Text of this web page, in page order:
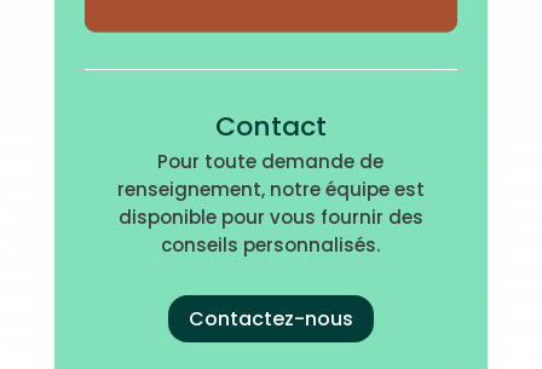
Contact
Pour toute demande de
renseignement, notre équipe est
disponible pour vous fournir des
conseils personnalisés.
Contactez-nous